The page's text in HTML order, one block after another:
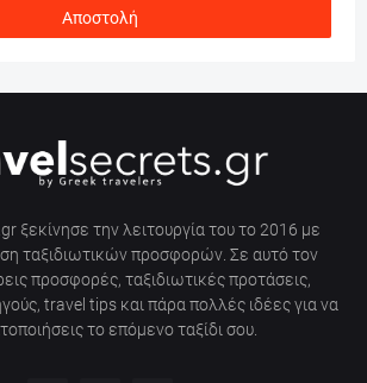
ξεκίνησε την λειτουργία του το 2016 με
ταξιδιωτικών προσφορών. Σε αυτό τον
προσφορές, ταξιδιωτικές προτάσεις,
travel tips και πάρα πολλές ιδέες για να
το επόμενο ταξίδι σου.